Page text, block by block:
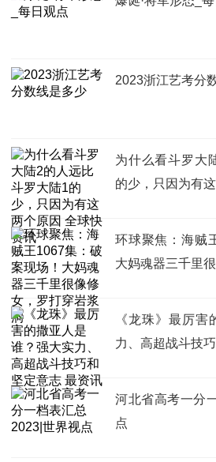
2023浙江艺考分
为什么看斗罗大
的少，只因为有
环球聚焦：海贼
大妈魂器三千里
《龙珠》最厉
力、高超战斗技
河北省高考一分
点